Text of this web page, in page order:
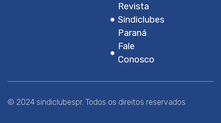
Revista
Sindiclubes
Paraná
Fale
Conosco
© 2024 sindiclubespr. Todos os direitos reservados